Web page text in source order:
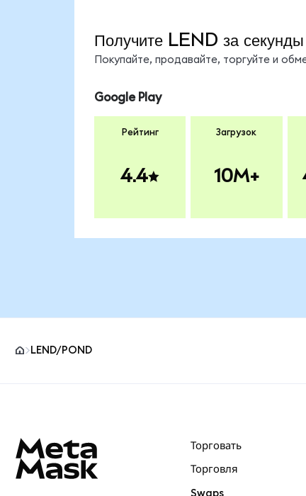
Получите LEND за секунды
Покупайте, продавайте, торгуйте и
Google Play
Рейтинг
4.4
Загрузок
10M+
LEND/POND
Торговать
Торговля
Swaps